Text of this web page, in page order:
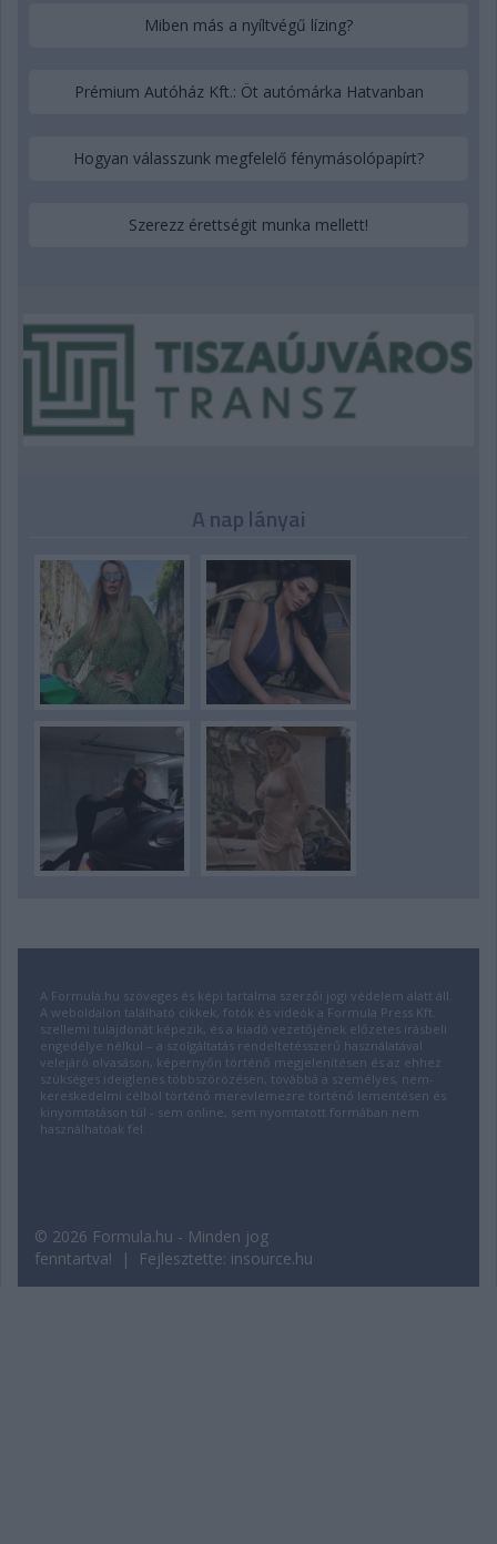
Miben más a nyíltvégű lízing?
Prémium Autóház Kft.: Öt autómárka Hatvanban
Hogyan válasszunk megfelelő fénymásolópapírt?
Szerezz érettségit munka mellett!
A nap lányai
A Formula.hu szöveges és képi tartalma szerzői jogi védelem alatt áll.
A weboldalon található cikkek, fotók és videók a Formula Press Kft.
szellemi tulajdonát képezik, és a kiadó vezetőjének előzetes írásbeli
engedélye nélkül – a szolgáltatás rendeltetésszerű használatával
velejáró olvasáson, képernyőn történő megjelenítésen és az ehhez
szükséges ideiglenes többszörözésen, továbbá a személyes, nem-
kereskedelmi célból történő merevlemezre történő lementésen és
kinyomtatáson túl - sem online, sem nyomtatott formában nem
használhatóak fel.
© 2026 Formula.hu - Minden jog
fenntartva! | Fejlesztette: insource.hu